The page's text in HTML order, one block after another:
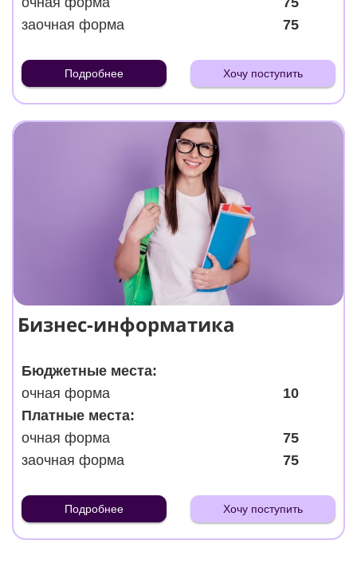
заочная форма
75
Подробнее Хочу поступить
Бизнес-информатика
Бюджетные места:
очная форма
Платные места:
очная форма
заочная форма
10
75
75
Подробнее Хочу поступить